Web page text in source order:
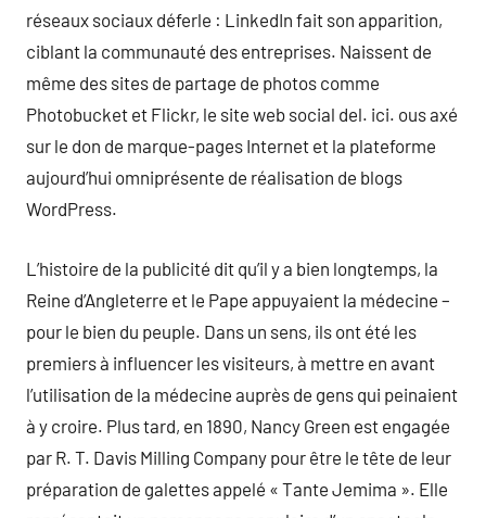
réseaux sociaux déferle : LinkedIn fait son apparition,
ciblant la communauté des entreprises. Naissent de
même des sites de partage de photos comme
Photobucket et Flickr, le site web social del. ici. ous axé
sur le don de marque-pages Internet et la plateforme
aujourd’hui omniprésente de réalisation de blogs
WordPress.
L’histoire de la publicité dit qu’il y a bien longtemps, la
Reine d’Angleterre et le Pape appuyaient la médecine –
pour le bien du peuple. Dans un sens, ils ont été les
premiers à influencer les visiteurs, à mettre en avant
l’utilisation de la médecine auprès de gens qui peinaient
à y croire. Plus tard, en 1890, Nancy Green est engagée
par R. T. Davis Milling Company pour être le tête de leur
préparation de galettes appelé « Tante Jemima ». Elle